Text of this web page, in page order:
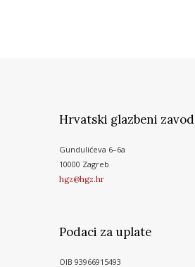
Hrvatski glazbeni zavod
Gundulićeva 6–6a
10000 Zagreb
hgz@hgz.hr
Podaci za uplate
OIB 93966915493